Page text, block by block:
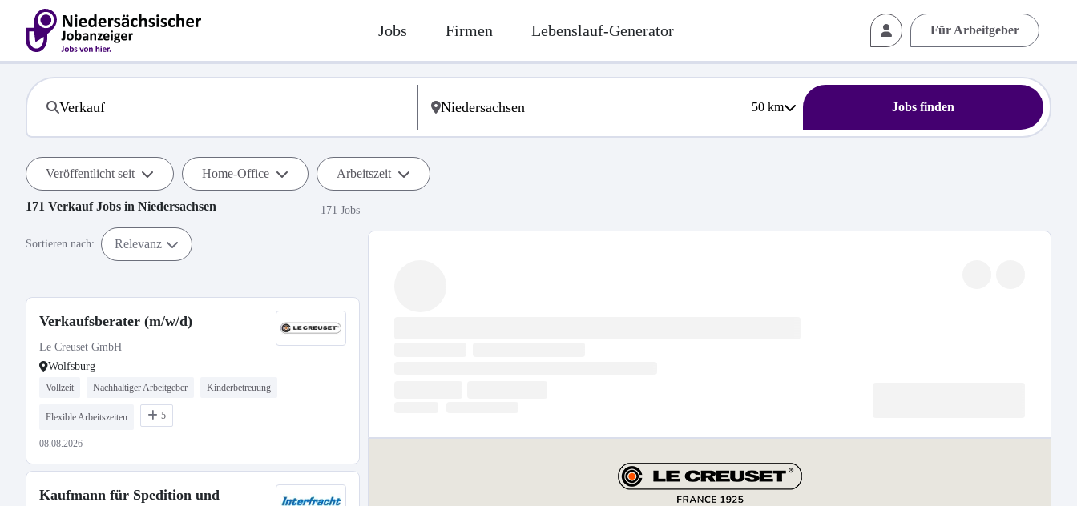
Jobs Firmen Lebenslauf-Generator Für Arbeitgeber
50km Jobs finden
Veröffentlicht seit Home-Office Arbeitszeit
171 VerkaufJobs in Niedersachsen 171 Jobs
Sortieren nach: Relevanz
Verkaufsberater (m/w/d)
Le Creuset GmbH
Wolfsburg
Vollzeit Nachhaltiger Arbeitgeber Kinderbetreuung
Flexible Arbeitszeiten 5
08.08.2026
Kaufmann für Spedition und